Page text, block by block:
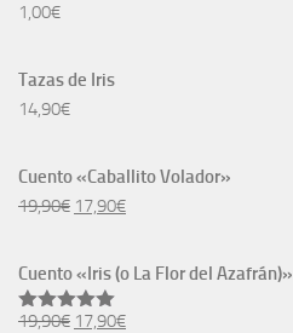
1,00€
Tazas de Iris
14,90€
Cuento «Caballito Volador»
19,90€ El
original
era:
19,90€.
17,90€El
actual
17,90€.
Cuento «Iris (o La Flor del Azafrán)»
Valorado
19,90€ El
17,90€El